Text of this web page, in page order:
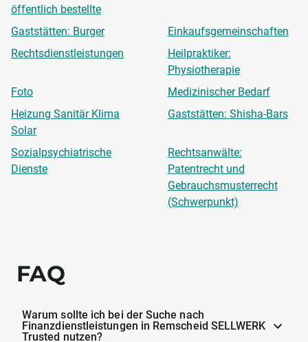
öffentlich bestellte
Gaststätten: Burger
Einkaufsgemeinschaften
Rechtsdienstleistungen
Heilpraktiker:
Physiotherapie
Foto
Medizinischer Bedarf
Heizung Sanitär Klima
Solar
Gaststätten: Shisha-Bars
Sozialpsychiatrische
Dienste
Rechtsanwälte:
Patentrecht und
Gebrauchsmusterrecht
(Schwerpunkt)
FAQ
Warum sollte ich bei der Suche nach
Finanzdienstleistungen in Remscheid SELLWERK
Trusted nutzen?